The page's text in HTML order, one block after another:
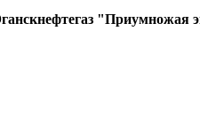
"Приумножая